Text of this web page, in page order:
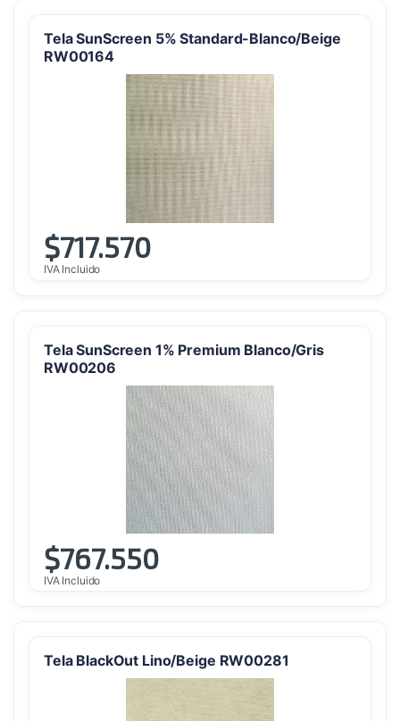
Tela SunScreen 5% Standard-Blanco/Beige
RW00164
$717.570
IVA Incluido
Tela SunScreen 1% Premium Blanco/Gris
RW00206
$767.550
IVA Incluido
Tela BlackOut Lino/Beige RW00281